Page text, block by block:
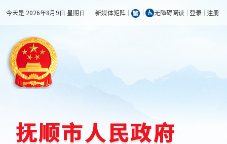
今天是 2026年8月9日 星期日 新媒体矩阵 无障碍阅读 登录 注册